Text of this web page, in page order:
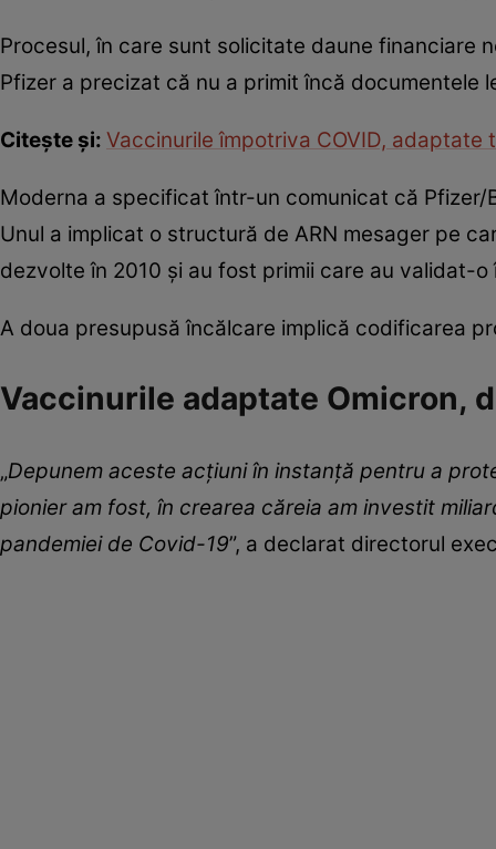
Procesul, în care sunt solicitate daune financiare
Pfizer a precizat că nu a primit încă documentele
Citește și: Vaccinurile împotriva COVID, adaptate
Moderna a specificat într-un comunicat că
Unul a implicat o structură de ARN mesager pe
dezvolte în 2010 şi au fost primii care au validat-o
A doua presupusă încălcare implică codificarea
Vaccinurile adaptate Omicron,
„Depunem aceste acţiuni în instanţă pentru a
pionier am fost, în crearea căreia am investit
pandemiei de Covid-19”, a declarat directorul